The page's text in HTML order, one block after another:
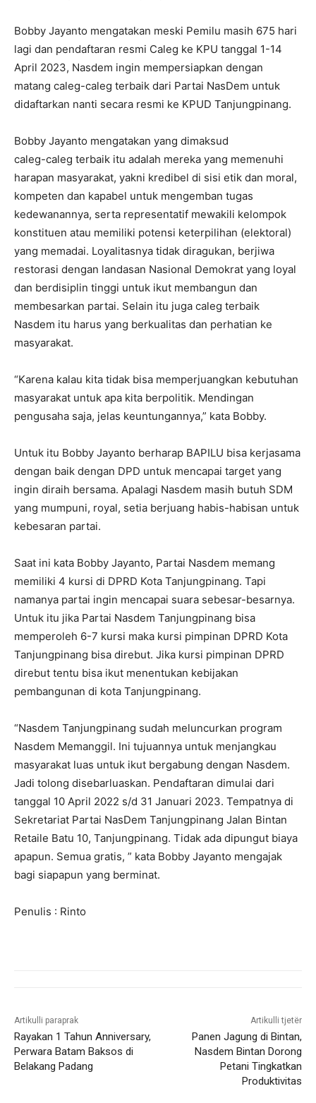
Bobby Jayanto mengatakan meski Pemilu masih 675 hari
lagi dan pendaftaran resmi Caleg ke KPU tanggal 1-14
April 2023, Nasdem ingin mempersiapkan dengan
matang caleg-caleg terbaik dari Partai NasDem untuk
didaftarkan nanti secara resmi ke KPUD Tanjungpinang.
Bobby Jayanto mengatakan yang dimaksud
caleg-caleg terbaik itu adalah mereka yang memenuhi
harapan masyarakat, yakni kredibel di sisi etik dan moral,
kompeten dan kapabel untuk mengemban tugas
kedewanannya, serta representatif mewakili kelompok
konstituen atau memiliki potensi keterpilihan (elektoral)
yang memadai. Loyalitasnya tidak diragukan, berjiwa
restorasi dengan landasan Nasional Demokrat yang loyal
dan berdisiplin tinggi untuk ikut membangun dan
membesarkan partai. Selain itu juga caleg terbaik
Nasdem itu harus yang berkualitas dan perhatian ke
masyarakat.
“Karena kalau kita tidak bisa memperjuangkan kebutuhan
masyarakat untuk apa kita berpolitik. Mendingan
pengusaha saja, jelas keuntungannya,” kata Bobby.
Untuk itu Bobby Jayanto berharap BAPILU bisa kerjasama
dengan baik dengan DPD untuk mencapai target yang
ingin diraih bersama. Apalagi Nasdem masih butuh SDM
yang mumpuni, royal, setia berjuang habis-habisan untuk
kebesaran partai.
Saat ini kata Bobby Jayanto, Partai Nasdem memang
memiliki 4 kursi di DPRD Kota Tanjungpinang. Tapi
namanya partai ingin mencapai suara sebesar-besarnya.
Untuk itu jika Partai Nasdem Tanjungpinang bisa
memperoleh 6-7 kursi maka kursi pimpinan DPRD Kota
Tanjungpinang bisa direbut. Jika kursi pimpinan DPRD
direbut tentu bisa ikut menentukan kebijakan
pembangunan di kota Tanjungpinang.
“Nasdem Tanjungpinang sudah meluncurkan program
Nasdem Memanggil. Ini tujuannya untuk menjangkau
masyarakat luas untuk ikut bergabung dengan Nasdem.
Jadi tolong disebarluaskan. Pendaftaran dimulai dari
tanggal 10 April 2022 s/d 31 Januari 2023. Tempatnya di
Sekretariat Partai NasDem Tanjungpinang Jalan Bintan
Retaile Batu 10, Tanjungpinang. Tidak ada dipungut biaya
apapun. Semua gratis, ” kata Bobby Jayanto mengajak
bagi siapapun yang berminat.
Penulis : Rinto
Artikulli paraprak
Rayakan 1 Tahun Anniversary,
Perwara Batam Baksos di
Belakang Padang
Artikulli tjetër
Panen Jagung di Bintan,
Nasdem Bintan Dorong
Petani Tingkatkan
Produktivitas